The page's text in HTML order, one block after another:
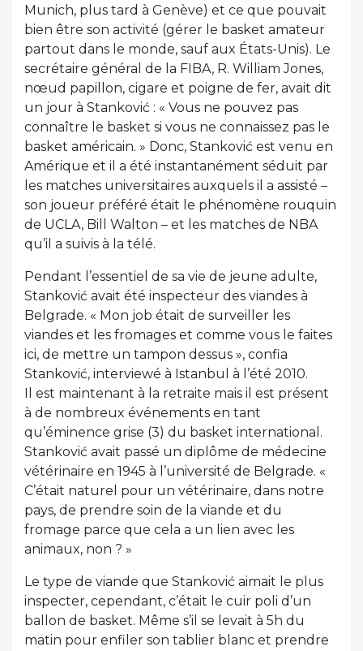
Munich, plus tard à Genève) et ce que pouvait
bien être son activité (gérer le basket amateur
partout dans le monde, sauf aux États-Unis). Le
secrétaire général de la FIBA, R. William Jones,
nœud papillon, cigare et poigne de fer, avait dit
un jour à Stanković : « Vous ne pouvez pas
connaître le basket si vous ne connaissez pas le
basket américain. » Donc, Stanković est venu en
Amérique et il a été instantanément séduit par
les matches universitaires auxquels il a assisté –
son joueur préféré était le phénomène rouquin
de UCLA, Bill Walton – et les matches de NBA
qu’il a suivis à la télé.
Pendant l’essentiel de sa vie de jeune adulte,
Stanković avait été inspecteur des viandes à
Belgrade. « Mon job était de surveiller les
viandes et les fromages et comme vous le faites
ici, de mettre un tampon dessus », confia
Stanković, interviewé à Istanbul à l’été 2010.
Il est maintenant à la retraite mais il est présent
à de nombreux événements en tant
qu’éminence grise (3) du basket international.
Stanković avait passé un diplôme de médecine
vétérinaire en 1945 à l’université de Belgrade. «
C’était naturel pour un vétérinaire, dans notre
pays, de prendre soin de la viande et du
fromage parce que cela a un lien avec les
animaux, non ? »
Le type de viande que Stanković aimait le plus
inspecter, cependant, c’était le cuir poli d’un
ballon de basket. Même s’il se levait à 5h du
matin pour enfiler son tablier blanc et prendre